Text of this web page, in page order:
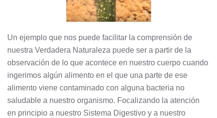
Un ejemplo que nos puede facilitar la comprensión de
nuestra Verdadera Naturaleza puede ser a partir de la
observación de lo que acontece en nuestro cuerpo cuando
ingerimos algún alimento en el que una parte de ese
alimento viene contaminado con alguna bacteria no
saludable a nuestro organismo. Focalizando la atención
en principio a nuestro Sistema Digestivo y a nuestro